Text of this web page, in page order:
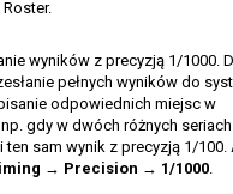
wyników z precyzją 1/1000.
pełnych wyników do
odpowiednich miejsc w
gdy w dwóch różnych
ten sam wynik z precyzją 1/100.
→ Precision → 1/1000.